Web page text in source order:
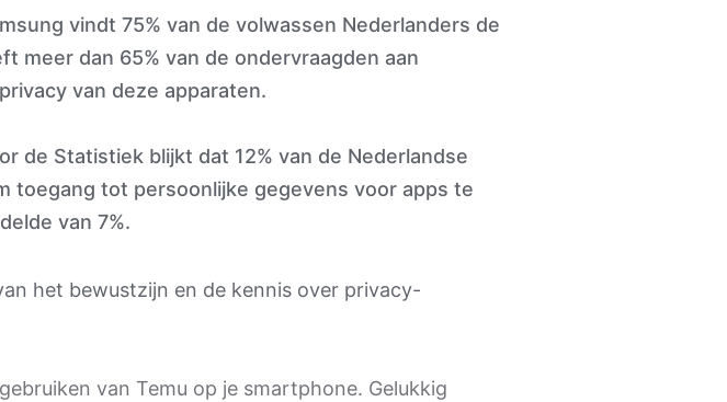
vindt 75% van de volwassen Nederlanders de
meer dan 65% van de ondervraagden aan
van deze apparaten.
de Statistiek blijkt dat 12% van de Nederlandse
toegang tot persoonlijke gegevens voor apps te
van 7%.
het bewustzijn en de kennis over privacy-
van Temu op je smartphone. Gelukkig